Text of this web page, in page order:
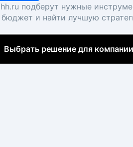
подберут нужные
бюджет и найти лучшую
Выбрать решение для компании